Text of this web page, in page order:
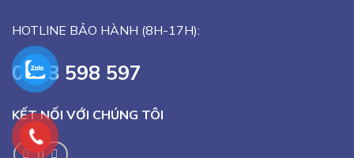
HOTLINE BẢO HÀNH (8H-17H):
0918 598 597
KẾT NỐI VỚI CHÚNG TÔI